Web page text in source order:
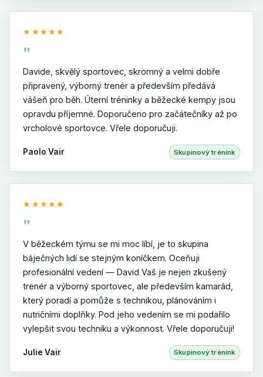
★★★★★
"
Davide, skvělý sportovec, skromný a velmi dobře
připravený, výborný trenér a především předává
vášeň pro běh. Úterní tréninky a běžecké kempy jsou
opravdu příjemné. Doporučeno pro začátečníky až po
vrcholové sportovce. Vřele doporučuji.
Paolo Vair Skupinový trénink
★★★★★
"
V běžeckém týmu se mi moc líbí, je to skupina
báječných lidí se stejným koníčkem. Oceňuji
profesionální vedení — David Vaš je nejen zkušený
trenér a výborný sportovec, ale především kamarád,
který poradí a pomůže s technikou, plánováním i
nutričními doplňky. Pod jeho vedením se mi podařilo
vylepšit svou techniku a výkonnost. Vřele doporučuji!
Julie Vair Skupinový trénink